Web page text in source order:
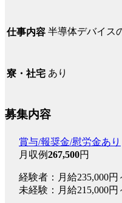
仕事内容 半導体デバイス
寮・社宅 あり
募集内容
賞与/報奨金/慰労金あり
月収例267,500円
経験者：月給235,000円
未経験：月給215,000円